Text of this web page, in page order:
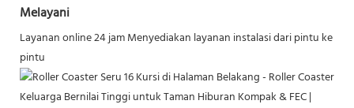
Melayani
Layanan online 24 jamMenyediakan layanan instalasi dari pintu ke
pintu